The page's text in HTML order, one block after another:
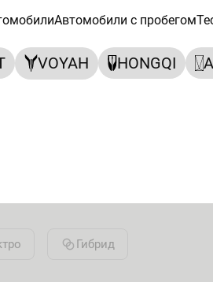
Автомобили с пробегом
VOYAH HONGQI
Гибрид